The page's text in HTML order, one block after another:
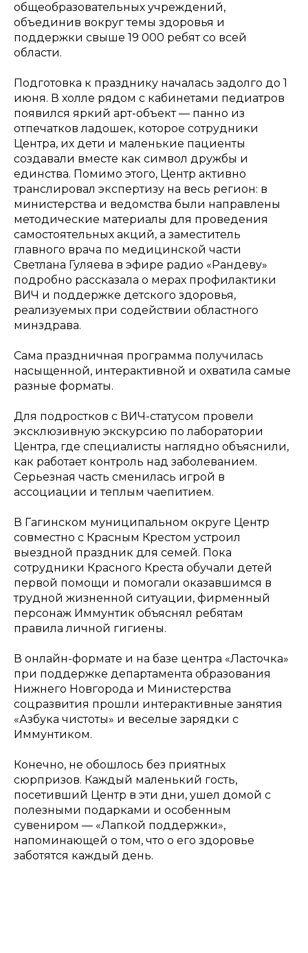
общеобразовательных учреждений,
объединив вокруг темы здоровья и
поддержки свыше 19 000 ребят со всей
области.
Подготовка к празднику началась задолго до 1
июня. В холле рядом с кабинетами педиатров
появился яркий арт-объект — панно из
отпечатков ладошек, которое сотрудники
Центра, их дети и маленькие пациенты
создавали вместе как символ дружбы и
единства. Помимо этого, Центр активно
транслировал экспертизу на весь регион: в
министерства и ведомства были направлены
методические материалы для проведения
самостоятельных акций, а заместитель
главного врача по медицинской части
Светлана Гуляева в эфире радио «Рандеву»
подробно рассказала о мерах профилактики
ВИЧ и поддержке детского здоровья,
реализуемых при содействии областного
минздрава.
Сама праздничная программа получилась
насыщенной, интерактивной и охватила самые
разные форматы.
Для подростков с ВИЧ-статусом провели
эксклюзивную экскурсию по лаборатории
Центра, где специалисты наглядно объяснили,
как работает контроль над заболеванием.
Серьезная часть сменилась игрой в
ассоциации и теплым чаепитием.
В Гагинском муниципальном округе Центр
совместно с Красным Крестом устроил
выездной праздник для семей. Пока
сотрудники Красного Креста обучали детей
первой помощи и помогали оказавшимся в
трудной жизненной ситуации, фирменный
персонаж Иммунтик объяснял ребятам
правила личной гигиены.
В онлайн-формате и на базе центра «Ласточка»
при поддержке департамента образования
Нижнего Новгорода и Министерства
соцразвития прошли интерактивные занятия
«Азбука чистоты» и веселые зарядки с
Иммунтиком.
Конечно, не обошлось без приятных
сюрпризов. Каждый маленький гость,
посетивший Центр в эти дни, ушел домой с
полезными подарками и особенным
сувениром — «Лапкой поддержки»,
напоминающей о том, что о его здоровье
заботятся каждый день.